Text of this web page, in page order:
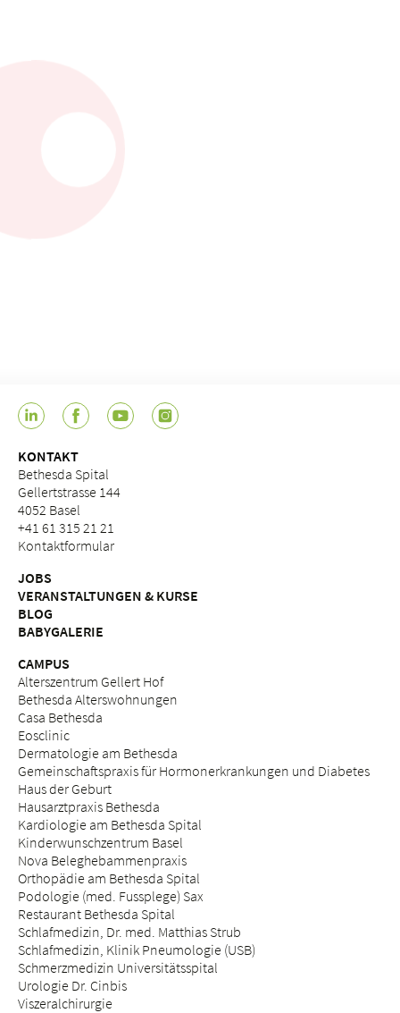
KONTAKT
Bethesda Spital
Gellertstrasse 144
4052 Basel
+41 61 315 21 21
Kontaktformular
JOBS
VERANSTALTUNGEN & KURSE
BLOG
BABYGALERIE
CAMPUS
Alterszentrum Gellert Hof
Bethesda Alterswohnungen
Casa Bethesda
Eosclinic
Dermatologie am Bethesda
Gemeinschaftspraxis für Hormonerkrankungen und Diabetes
Haus der Geburt
Hausarztpraxis Bethesda
Kardiologie am Bethesda Spital
Kinderwunschzentrum Basel
Nova Beleghebammenpraxis
Orthopädie am Bethesda Spital
Podologie (med. Fussplege) Sax
Restaurant Bethesda Spital
Schlafmedizin, Dr. med. Matthias Strub
Schlafmedizin, Klinik Pneumologie (USB)
Schmerzmedizin Universitätsspital
Urologie Dr. Cinbis
Viszeralchirurgie